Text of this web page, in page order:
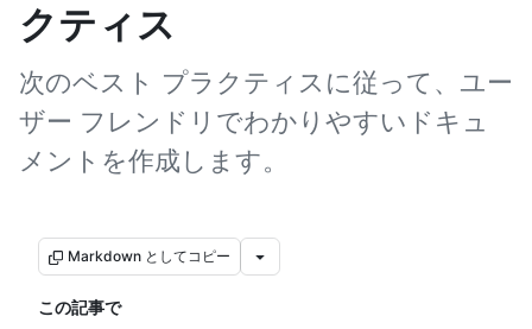
クティス
次のベスト プラクティスに従って、ユー
ザー フレンドリでわかりやすいドキュ
メントを作成します。
Markdown としてコピー
この記事で